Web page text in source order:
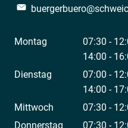
Montag 07:30 -
Von 07:30
14:00 -
Von 14:00
Dienstag 07:00 -
Von 07:00
14:00 -
Von 14:00
Mittwoch 07:30 -
Von 07:30
Donnerstag 07:30 -